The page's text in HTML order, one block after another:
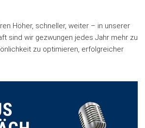
Höher, schneller, weiter – in unserer
sind wir gezwungen jedes Jahr mehr zu
zu optimieren, erfolgreicher